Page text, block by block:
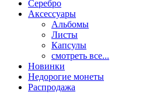
Серебро
Аксессуары
Альбомы
Листы
Капсулы
смотреть все...
Новинки
Недорогие монеты
Распродажа